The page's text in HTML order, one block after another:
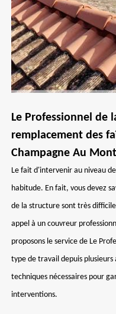
Le Professionnel
remplacement des
Champagne Au
Le fait d'intervenir au niveau
habitude. En fait, vous devez
de la structure sont très
appel à un couvreur
proposons le service de Le
type de travail depuis
techniques nécessaires pour
interventions.